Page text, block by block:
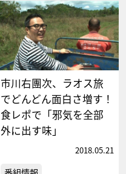
市川右團次、ラオス旅
でどんどん面白さ増す！
食レポで「邪気を全部
外に出す味」
2018.05.21